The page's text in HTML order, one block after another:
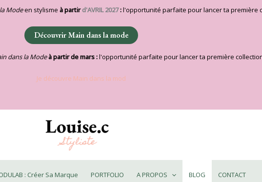
Modeen stylisme à partird'AVRIL 2027:l'opportunité parfaite pour lancer ta première
Découvrir Main dans la mode
dans la Modeà partir de mars :l'opportunité parfaite pour lancer ta première
Je découvre Main dans la mod
: Créer Sa Marque PORTFOLIO A PROPOS BLOG CONTACT